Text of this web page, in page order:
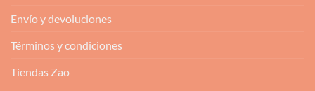
Envío y devoluciones
Términos y condiciones
Tiendas Zao